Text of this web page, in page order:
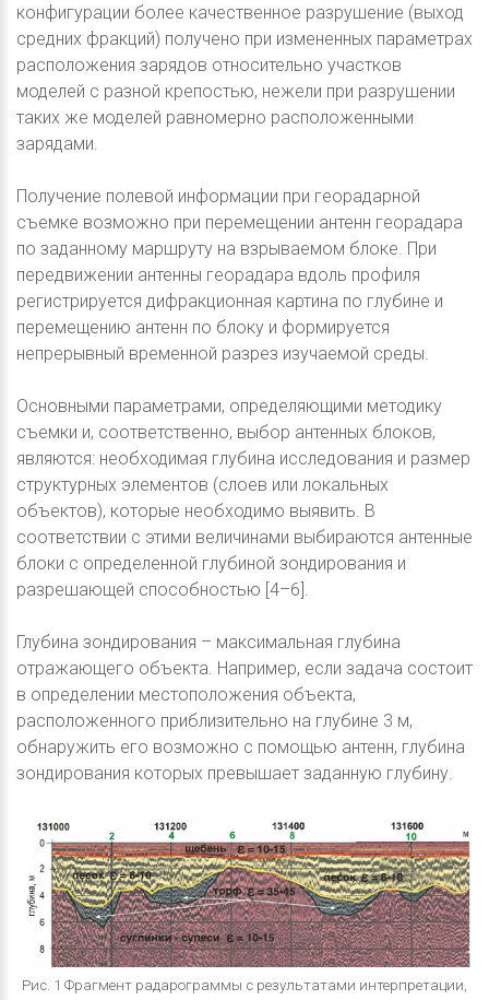
конфигурации более качественное разрушение (выход
средних фракций) получено при измененных параметрах
расположения зарядов относительно участков
моделей с разной крепостью, нежели при разрушении
таких же моделей равномерно расположенными
зарядами.
Получение полевой информации при георадарной
съемке возможно при перемещении антенн георадара
по заданному маршруту на взрываемом блоке. При
передвижении антенны георадара вдоль профиля
регистрируется дифракционная картина по глубине и
перемещению антенн по блоку и формируется
непрерывный временной разрез изучаемой среды.
Основными параметрами, определяющими методику
съемки и, соответственно, выбор антенных блоков,
являются: необходимая глубина исследования и размер
структурных элементов (слоев или локальных
объектов), которые необходимо выявить. В
соответствии с этими величинами выбираются антенные
блоки с определенной глубиной зондирования и
разрешающей способностью [4–6].
Глубина зондирования – максимальная глубина
отражающего объекта. Например, если задача состоит
в определении местоположения объекта,
расположенного приблизительно на глубине 3 м,
обнаружить его возможно с помощью антенн, глубина
зондирования которых превышает заданную глубину.
Рис. 1 Фрагмент радарограммы с результатами интерпретации,